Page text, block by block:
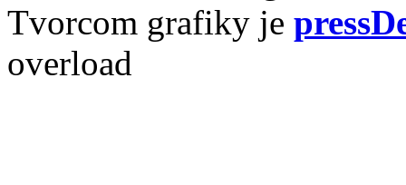
Tvorcom grafiky je
overload